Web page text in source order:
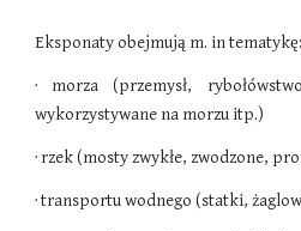
Eksponaty obejmują m. in tematykę:
· morza (przemysł,
wykorzystywane na morzu itp.)
· rzek (mosty zwykłe, zwodzone,
· transportu wodnego (statki,